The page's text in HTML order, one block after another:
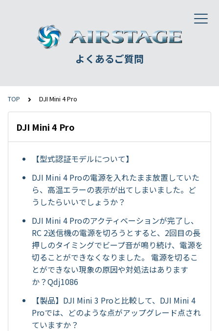
よくあるご質問
TOP DJI Mini 4 Pro
DJI Mini 4 Pro
【型式認証モデルについて】
DJI Mini 4 Proの電源を入れたまま放置していた
ら、高温エラーの表示が出てしまいました。ど
うしたらいいでしょうか？
DJI Mini 4 Proのアクティベーションが完了し、
RC 2送信機の電源を切ろうとすると、2回目の長
押しのタイミングでビープ音が鳴り続け、電源を
切ることができなくなりました。 電源を切るこ
とができない現象の原因や対処法はあります
か？Qdj1086
【製品】DJI Mini 3 Proと比較して、DJI Mini 4
Proでは、どのような点がアップグレード点され
ていますか？